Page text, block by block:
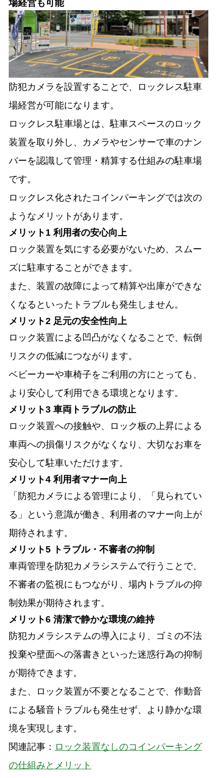
場経営も可能
防犯カメラを設置することで、ロックレス駐車
場経営が可能になります。
ロックレス駐車場とは、駐車スペースのロック
装置を取り外し、カメラやセンサーで車のナン
バーを認識して管理・精算する仕組みの駐車場
です。
ロックレス化されたコインパーキングでは次の
ようなメリットがあります。
メリット1 利用者の安心向上
ロック装置を気にする必要がないため、スムー
ズに駐車することができます。
また、装置の故障によって精算や出庫ができな
くなるといったトラブルも発生しません。
メリット2 足元の安全性向上
ロック装置による凹凸がなくなることで、転倒
リスクの低減につながります。
ベビーカーや車椅子をご利用の方にとっても、
より安心して利用できる環境となります。
メリット3 車両トラブルの防止
ロック装置への接触や、ロック板の上昇による
車両への損傷リスクがなくなり、大切なお車を
安心して駐車いただけます。
メリット4 利用者マナー向上
「防犯カメラによる管理により、「見られてい
る」という意識が働き、利用者のマナー向上が
期待されます。
メリット5 トラブル・不審者の抑制
車両管理を防犯カメラシステムで行うことで、
不審者の監視にもつながり、場内トラブルの抑
制効果が期待されます。
メリット6 清潔で静かな環境の維持
防犯カメラシステムの導入により、ゴミの不法
投棄や壁面への落書きといった迷惑行為の抑制
が期待できます。
また、ロック装置が不要となることで、作動音
による騒音トラブルも発生せず、より静かな環
境を実現します。
関連記事： ロック装置なしのコインパーキング
の仕組みとメリット